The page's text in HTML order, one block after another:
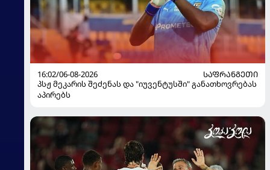
16:02/06-08-2026
ᲡᲐᲤᲠᲐᲜᲒᲔᲗᲘ
პსჟ მეკარის შეძენას და "იუვენტუსში" განათხოვრებას
აპირებს